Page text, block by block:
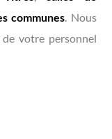
communes . Nous
votre personnel